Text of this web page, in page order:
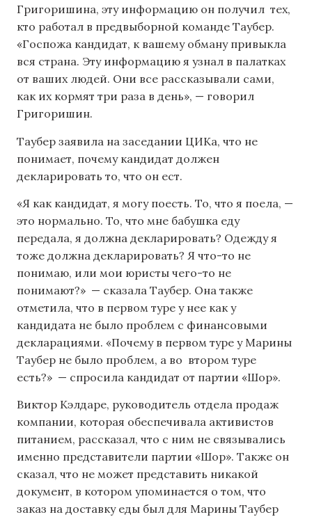
Григоришина, эту информацию он получил тех,
кто работал в предвыборной команде Таубер.
«Госпожа кандидат, к вашему обману привыкла
вся страна. Эту информацию я узнал в палатках
от ваших людей. Они все рассказывали сами,
как их кормят три раза в день», — говорил
Григоришин.
Таубер заявила на заседании ЦИКа, что не
понимает, почему кандидат должен
декларировать то, что он ест.
«Я как кандидат, я могу поесть. То, что я поела, —
это нормально. То, что мне бабушка еду
передала, я должна декларировать? Одежду я
тоже должна декларировать? Я что-то не
понимаю, или мои юристы чего-то не
понимают?» — сказала Таубер. Она также
отметила, что в первом туре у нее как у
кандидата не было проблем с финансовыми
декларациями. «Почему в первом туре у Марины
Таубер не было проблем, а во втором туре
есть?» — спросила кандидат от партии «Шор».
Виктор Кэлдаре, руководитель отдела продаж
компании, которая обеспечивала активистов
питанием, рассказал, что с ним не связывались
именно представители партии «Шор». Также он
сказал, что не может представить никакой
документ, в котором упоминается о том, что
заказ на доставку еды был для Марины Таубер